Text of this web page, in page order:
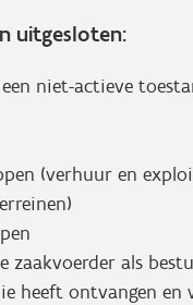
uitgesloten:
niet-actieve
(verhuur en
zaakvoerder als
heeft ontvangen